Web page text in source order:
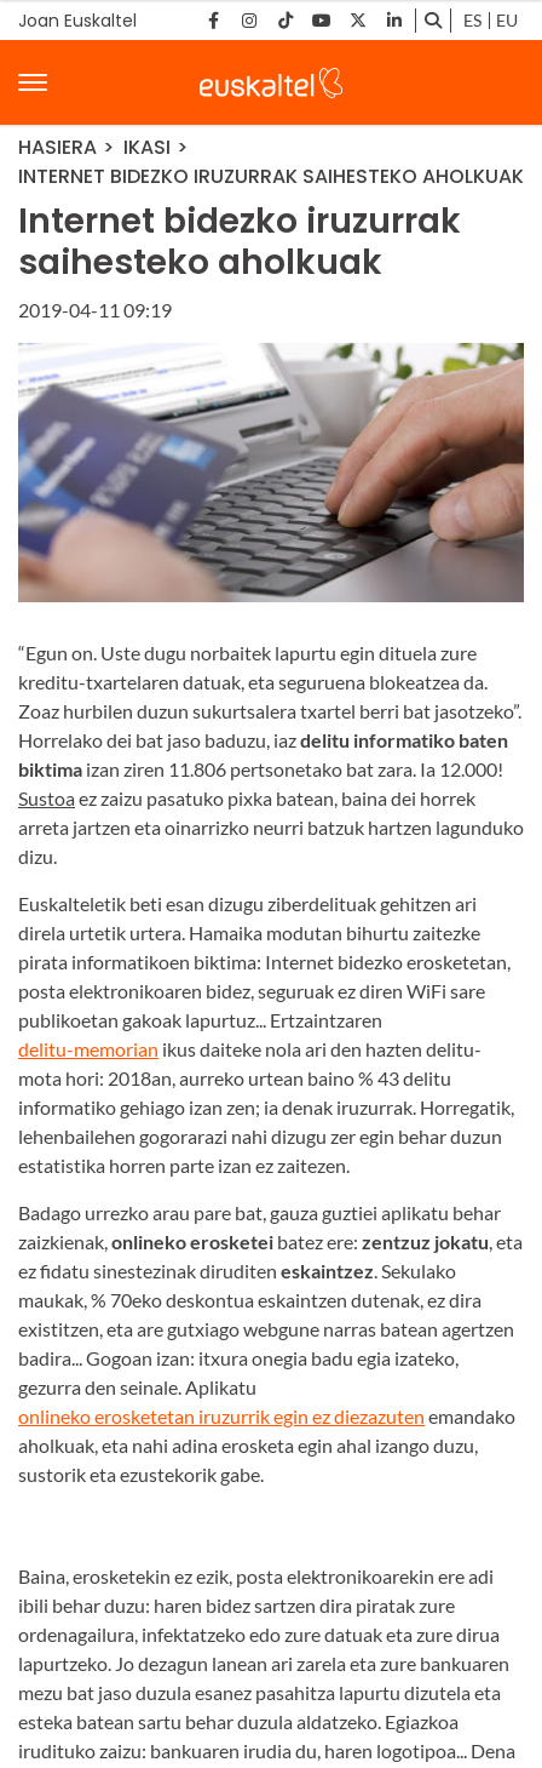
Joan Euskaltel ES EU
HASIERA
IKASI
INTERNET BIDEZKO IRUZURRAK SAIHESTEKO AHOLKUAK
Internet bidezko iruzurrak
saihesteko aholkuak
2019-04-11 09:19
“Egun on. Uste dugu norbaitek lapurtu egin dituela zure
kreditu-txartelaren datuak, eta seguruena blokeatzea da.
Zoaz hurbilen duzun sukurtsalera txartel berri bat jasotzeko”.
Horrelako dei bat jaso baduzu, iazdelitu informatiko baten
biktima izan ziren 11.806 pertsonetako bat zara. Ia 12.000!
Sustoaez zaizu pasatuko pixka batean, baina dei horrek
arreta jartzen eta oinarrizko neurri batzuk hartzen lagunduko
dizu.
Euskalteletik beti esan dizugu ziberdelituak gehitzen ari
direla urtetik urtera. Hamaika modutan bihurtu zaitezke
pirata informatikoen biktima: Internet bidezko erosketetan,
posta elektronikoaren bidez, seguruak ez diren WiFi sare
publikoetan gakoak lapurtuz... Ertzaintzaren
delitu-memorian ikus daiteke nola ari den hazten delitu-
mota hori: 2018an, aurreko urtean baino % 43 delitu
informatiko gehiago izan zen; ia denak iruzurrak. Horregatik,
lehenbailehen gogorarazi nahi dizugu zer egin behar duzun
estatistika horren parte izan ez zaitezen.
Badago urrezko arau pare bat, gauza guztiei aplikatu behar
zaizkienak,onlineko erosketei batez ere: zentzuz jokatu, eta
ez fidatu sinestezinak diruditen eskaintzez. Sekulako
maukak, % 70eko deskontua eskaintzen dutenak, ez dira
existitzen, eta are gutxiago webgune narras batean agertzen
badira... Gogoan izan: itxura onegia badu egia izateko,
gezurra den seinale. Aplikatu
onlineko erosketetan iruzurrik egin ez diezazuten emandako
aholkuak, eta nahi adina erosketa egin ahal izango duzu,
sustorik eta ezustekorik gabe.
Baina, erosketekin ez ezik, posta elektronikoarekin ere adi
ibili behar duzu: haren bidez sartzen dira piratak zure
ordenagailura, infektatzeko edo zure datuak eta zure dirua
lapurtzeko. Jo dezagun lanean ari zarela eta zure bankuaren
mezu bat jaso duzula esanez pasahitza lapurtu dizutela eta
esteka batean sartu behar duzula aldatzeko. Egiazkoa
irudituko zaizu: bankuaren irudia du, haren logotipoa... Dena